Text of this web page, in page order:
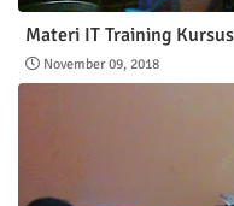
Materi IT Training
November 09, 2018